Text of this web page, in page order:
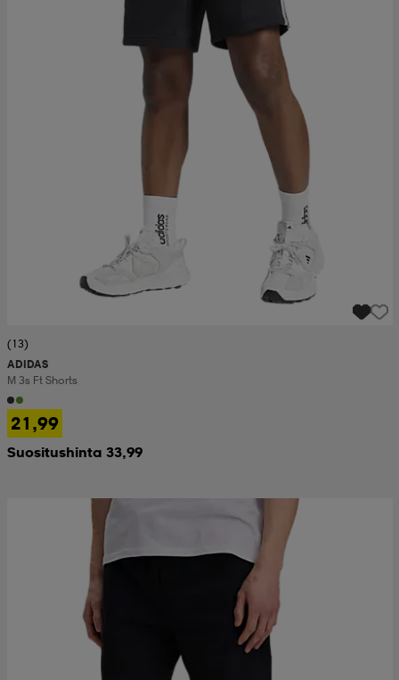
(13)
ADIDAS
M 3s Ft Shorts
21,99
Suositushinta 33,99